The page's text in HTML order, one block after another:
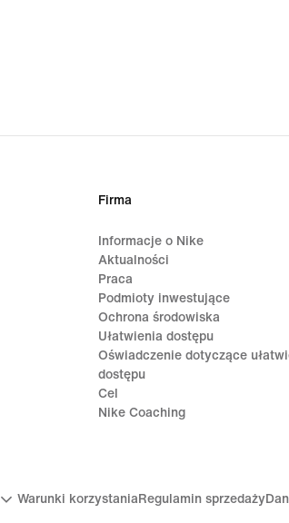
Firma
Informacje o Nike
Aktualności
Praca
Podmioty inwestujące
Ochrona środowiska
Ułatwienia dostępu
Oświadczenie dotyczące
dostępu
Cel
Nike Coaching
Warunki korzystania Regulamin sprzedaży